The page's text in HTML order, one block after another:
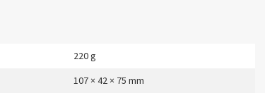
220 g
107 × 42 × 75 mm